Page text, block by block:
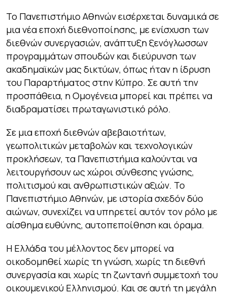
Το Πανεπιστήμιο Αθηνών εισέρχεται δυναμικά σε
μια νέα εποχή διεθνοποίησης, με ενίσχυση των
διεθνών συνεργασιών, ανάπτυξη ξενόγλωσσων
προγραμμάτων σπουδών και διεύρυνση των
ακαδημαϊκών μας δικτύων, όπως ήταν η ίδρυση
του Παραρτήματος στην Κύπρο. Σε αυτή την
προσπάθεια, η Ομογένεια μπορεί και πρέπει να
διαδραματίσει πρωταγωνιστικό ρόλο.
Σε μια εποχή διεθνών αβεβαιοτήτων,
γεωπολιτικών μεταβολών και τεχνολογικών
προκλήσεων, τα Πανεπιστήμια καλούνται να
λειτουργήσουν ως χώροι σύνθεσης γνώσης,
πολιτισμού και ανθρωπιστικών αξιών. Το
Πανεπιστήμιο Αθηνών, με ιστορία σχεδόν δύο
αιώνων, συνεχίζει να υπηρετεί αυτόν τον ρόλο με
αίσθημα ευθύνης, αυτοπεποίθηση και όραμα.
Η Ελλάδα του μέλλοντος δεν μπορεί να
οικοδομηθεί χωρίς τη γνώση, χωρίς τη διεθνή
συνεργασία και χωρίς τη ζωντανή συμμετοχή του
οικουμενικού Ελληνισμού. Και σε αυτή τη μεγάλη